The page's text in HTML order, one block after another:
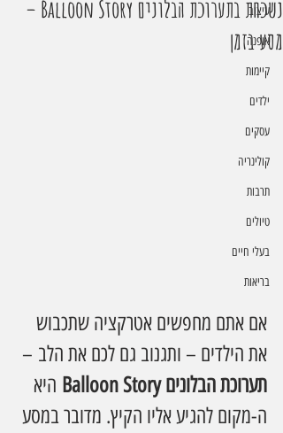
עיצוב
אופנה
קיימות
ילדים
עסקים
קולינריה
תרבות
טיולים
בעלי חיים
בריאות
נשכחת בתערוכת הבלונים Balloon Story –
מסע בזמן
אם אתם מחפשים אטרקציה שתכבוש
את הילדים – ותגנוב גם לכם את הלב –
תערוכת הבלונים Balloon Story
היא
ה-מקום להגיע אליו הקיץ. מדובר במסע